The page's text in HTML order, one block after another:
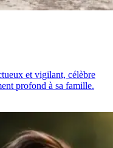
et vigilant, célèbre
profond à sa famille.